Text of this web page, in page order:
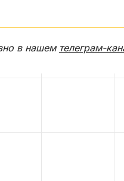
в нашем телеграм-